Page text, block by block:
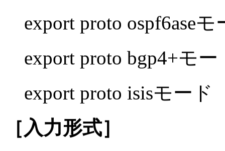
export proto ospf6aseモ
export proto bgp4+モー
export proto isisモード
［入力形式］